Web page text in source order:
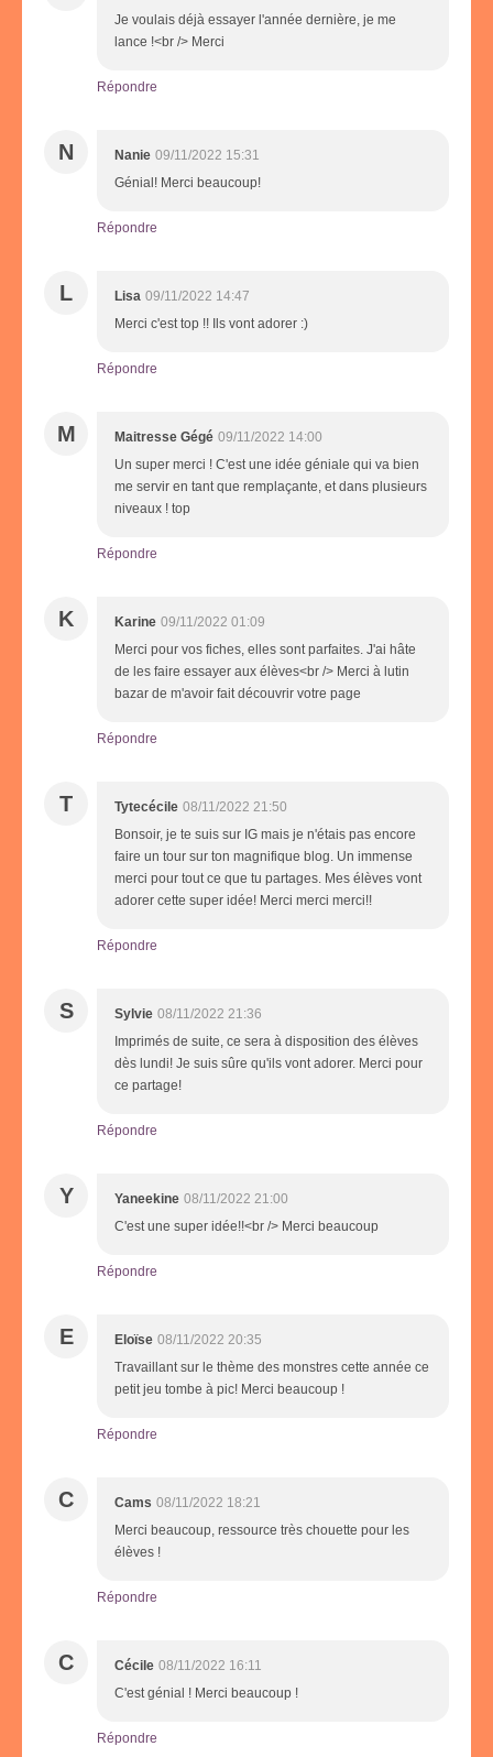
Je voulais déjà essayer l'année dernière, je me
lance !<br /> Merci
Répondre
N Nanie 09/11/2022 15:31
Génial! Merci beaucoup!
Répondre
L Lisa 09/11/2022 14:47
Merci c'est top !! Ils vont adorer :)
Répondre
M Maitresse Gégé 09/11/2022 14:00
Un super merci ! C'est une idée géniale qui va bien
me servir en tant que remplaçante, et dans plusieurs
niveaux ! top
Répondre
K Karine 09/11/2022 01:09
Merci pour vos fiches, elles sont parfaites. J'ai hâte
de les faire essayer aux élèves<br /> Merci à lutin
bazar de m'avoir fait découvrir votre page
Répondre
T Tytecécile 08/11/2022 21:50
Bonsoir, je te suis sur IG mais je n'étais pas encore
faire un tour sur ton magnifique blog. Un immense
merci pour tout ce que tu partages. Mes élèves vont
adorer cette super idée! Merci merci merci!!
Répondre
S Sylvie 08/11/2022 21:36
Imprimés de suite, ce sera à disposition des élèves
dès lundi! Je suis sûre qu'ils vont adorer. Merci pour
ce partage!
Répondre
Y Yaneekine 08/11/2022 21:00
C'est une super idée!!<br /> Merci beaucoup
Répondre
E Eloïse 08/11/2022 20:35
Travaillant sur le thème des monstres cette année ce
petit jeu tombe à pic! Merci beaucoup !
Répondre
C Cams 08/11/2022 18:21
Merci beaucoup, ressource très chouette pour les
élèves !
Répondre
C Cécile 08/11/2022 16:11
C'est génial ! Merci beaucoup !
Répondre